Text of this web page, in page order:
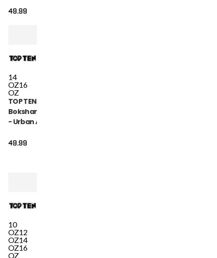
49.99
14
OZ16
OZ
TOP TEN
Bokshandschoen
- Urban Arts -
49.99
10
OZ12
OZ14
OZ16
OZ